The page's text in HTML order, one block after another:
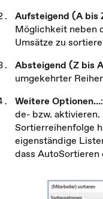
Aufsteigend (A bis
Möglichkeit neben
Umsätze zu
Absteigend (Z bis
umgekehrter
Weitere Optionen…
de- bzw.
Sortierreihenfolge
eigenständige
dass